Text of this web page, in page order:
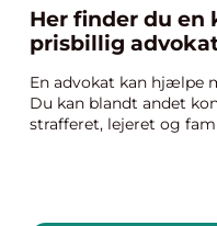
Her finder du en
prisbillig
En advokat kan hjælpe
Du kan blandt andet
strafferet, lejeret og